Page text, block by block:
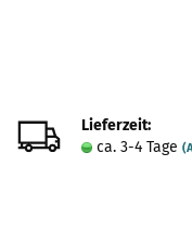
Lieferzeit:
ca. 3-4 Tage